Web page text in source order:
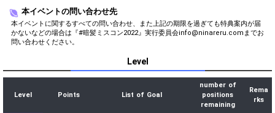
本イベントの問い合わせ先
本イベントに関するすべての問い合わせ、また上記の期限を過ぎても特典案内が届
かないなどの場合は『#暗髪ミスコン2022』実行委員会info@ninareru.comまでお
問い合わせください。
Level
Level Points List of Goal
number of
positions
remaining
Rema
rks